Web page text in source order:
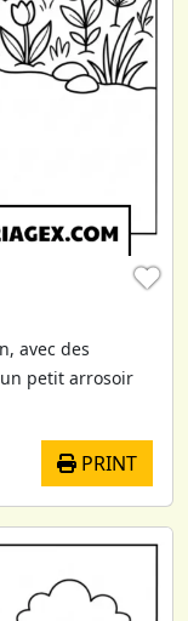
♥
avec des
petit arrosoir
PRINT